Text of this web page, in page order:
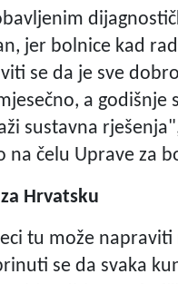
jer bolnice kad
se da je sve
a
sustavna
čelu Uprave za
Hrvatsku
tu može
se da svaka